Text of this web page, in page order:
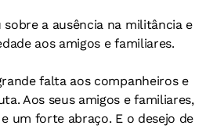
a ausência na militância e
aos amigos e familiares.
falta aos companheiros e
Aos seus amigos e familiares,
um forte abraço. E o desejo de